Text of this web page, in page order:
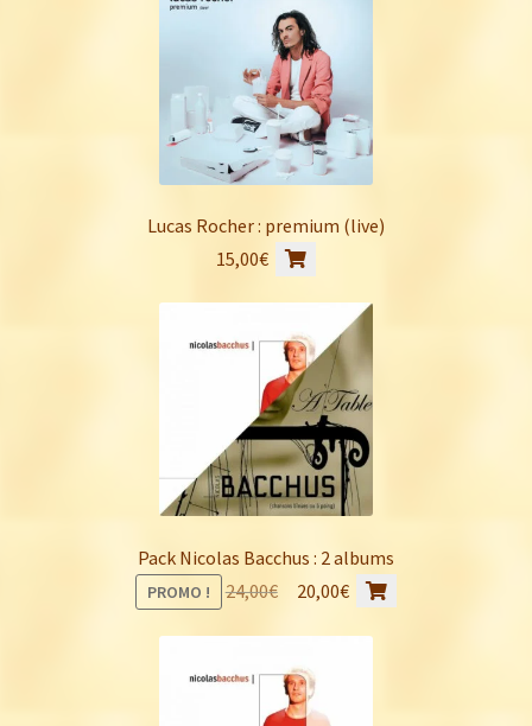
Lucas Rocher : premium (live)
15,00€
Pack Nicolas Bacchus : 2 albums
PROMO ! 24,00€
Le
était :
24,00€.
20,00€ Le